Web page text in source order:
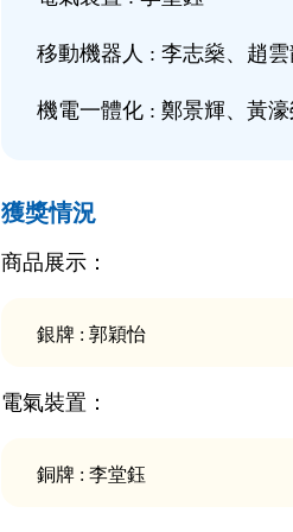
移動機器人 : 李志燊、趙
機電一體化 : 鄭景輝、黃
獲獎情況
商品展示：
銀牌 : 郭穎怡
電氣裝置：
銅牌 : 李堂鈺